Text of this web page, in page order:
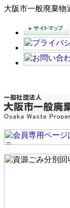
大阪市一般廃棄